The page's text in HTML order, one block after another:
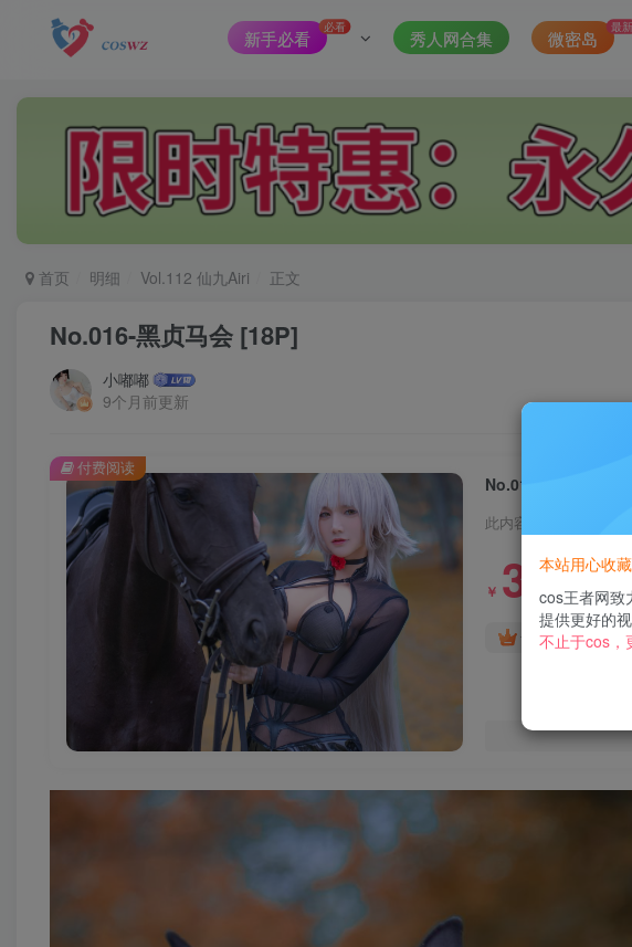
新手必看 必看 秀人网合集 微密岛 最新
首页 明细 Vol.112 仙九Airi 正文
No.016-黑贞马会 [18P]
小嘟嘟
9个月前更新
No.016-黑贞马会
此内容为付费阅读，请
￥ 3
黄金会员免费
付费阅读
本站用心收
cos王者网致
提供更好的
不止于cos，